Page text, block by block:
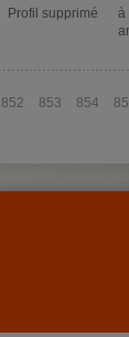
Profil supprimé
à
852 853 854